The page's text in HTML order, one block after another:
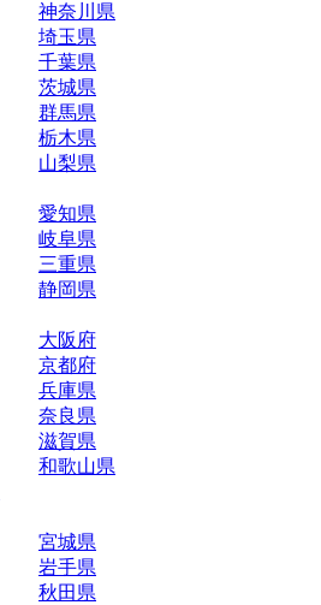
神奈川県
埼玉県
千葉県
茨城県
群馬県
栃木県
山梨県
愛知県
岐阜県
三重県
静岡県
大阪府
京都府
兵庫県
奈良県
滋賀県
和歌山県
宮城県
岩手県
秋田県